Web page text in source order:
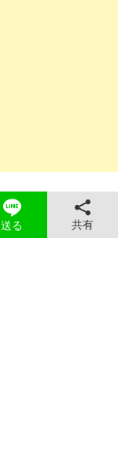
送る 共有